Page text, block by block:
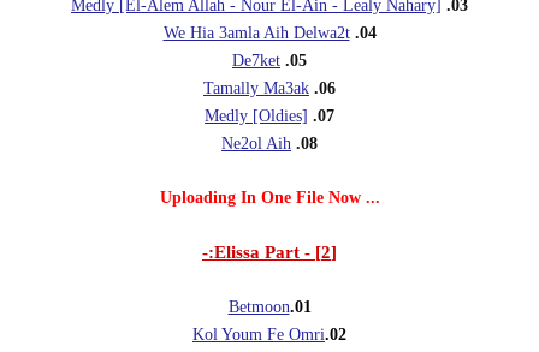
03.
Medly [El-Alem Allah - Nour El-Ain - Lealy Nahary]
04.
We Hia 3amla Aih Delwa2t
05.
De7ket
06.
Tamally Ma3ak
07.
Medly [Oldies]
08.
Ne2ol Aih
... Uploading In One File Now
[2] - Elissa Part:-
01.
Betmoon
02.
Kol Youm Fe Omri